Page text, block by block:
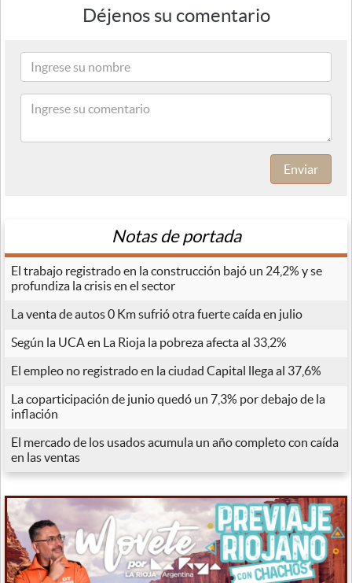
Déjenos su comentario
Enviar
Notas de portada
El trabajo registrado en la construcción bajó un 24,2% y se
profundiza la crisis en el sector
La venta de autos 0 Km sufrió otra fuerte caída en julio
Según la UCA en La Rioja la pobreza afecta al 33,2%
El empleo no registrado en la ciudad Capital llega al 37,6%
La coparticipación de junio quedó un 7,3% por debajo de la
inflación
El mercado de los usados acumula un año completo con caída
en las ventas